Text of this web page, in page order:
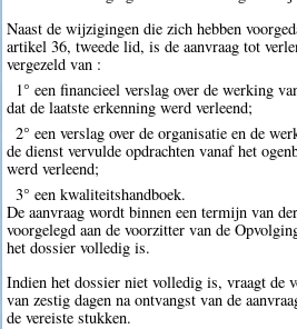
Naast de wijzigingen die zich hebben
artikel 36, tweede lid, is de aanvraag tot
vergezeld van :
1° een financieel verslag over de werking
dat de laatste erkenning werd verleend;
2° een verslag over de organisatie en de
de dienst vervulde opdrachten vanaf het
werd verleend;
3° een kwaliteitshandboek.
De aanvraag wordt binnen een termijn van
voorgelegd aan de voorzitter van de
het dossier volledig is.
Indien het dossier niet volledig is, vraagt de
van zestig dagen na ontvangst van de
de vereiste stukken.